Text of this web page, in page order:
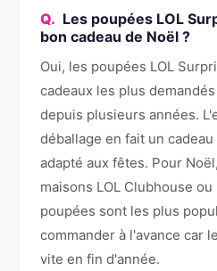
Les poupées LOL
bon cadeau de Noël ?
Oui, les poupées LOL
cadeaux les plus
depuis plusieurs années.
déballage en fait un
adapté aux fêtes. Pour
maisons LOL Clubhouse
poupées sont les plus
commander à l'avance car
vite en fin d'année.